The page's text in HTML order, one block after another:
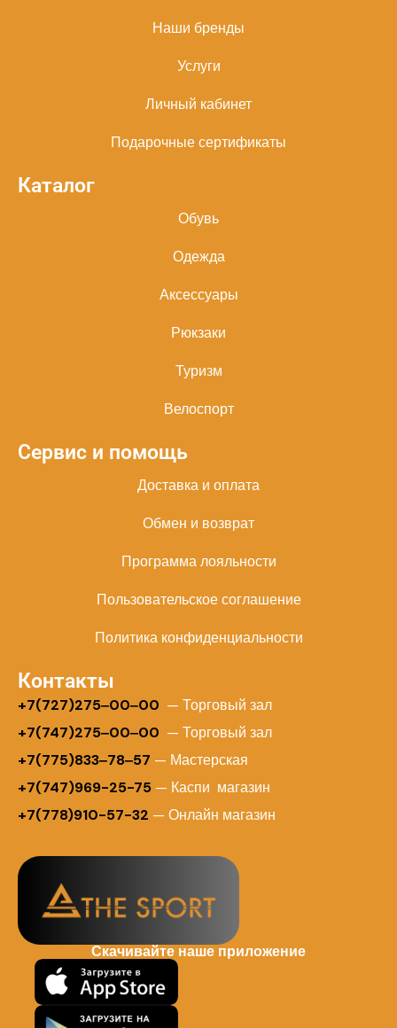
Наши бренды
Услуги
Личный кабинет
Подарочные сертификаты
Каталог
Обувь
Одежда
Аксессуары
Рюкзаки
Туризм
Велоспорт
Сервис и помощь
Доставка и оплата
Обмен и возврат
Программа лояльности
Пользовательское соглашение
Политика конфиденциальности
Контакты
+7(727)275‒00‒00 — Торговый зал
+7(747)275‒00‒00 — Торговый зал
+7(775)833‒78‒57 — Мастерская
+7(747)969-25-75 — Каспи магазин
+7(778)910-57-32 — Онлайн магазин
Скачивайте наше приложение